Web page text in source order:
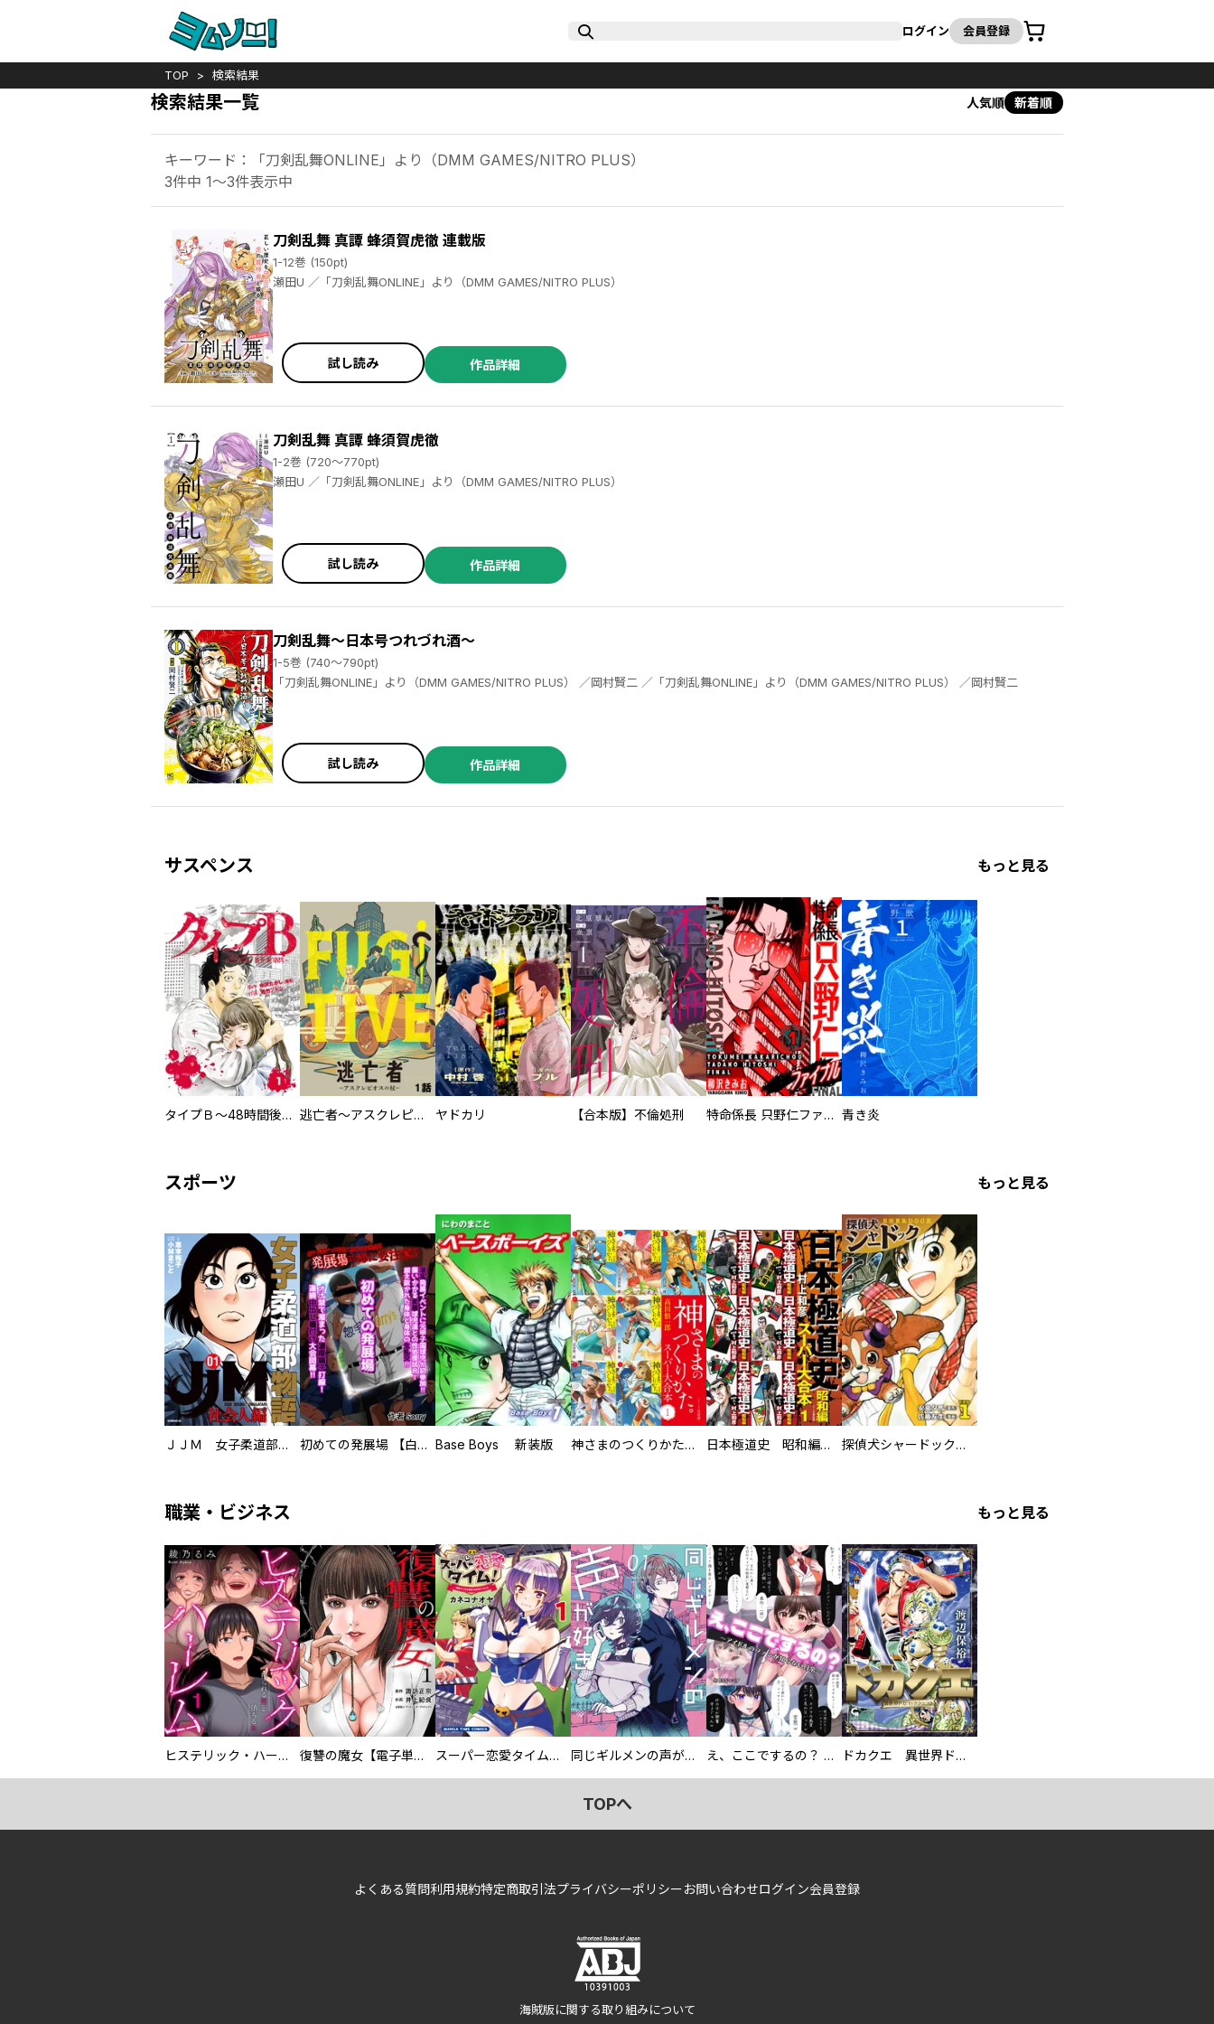
ログイン 会員登録
カート
TOP 検索結果
検索結果一覧 人気順 新着順
キーワード：「刀剣乱舞ONLINE」より（DMM GAMES/NITRO PLUS）
3件中 1～3件表示中
刀剣乱舞 真譚 蜂須賀虎徹 連載版
1-12巻 (150pt)
瀬田U ／「刀剣乱舞ONLINE」より（DMM GAMES/NITRO PLUS）
試し読み 作品詳細
刀剣乱舞 真譚 蜂須賀虎徹
1-2巻 (720～770pt)
瀬田U ／「刀剣乱舞ONLINE」より（DMM GAMES/NITRO PLUS）
試し読み 作品詳細
刀剣乱舞～日本号つれづれ酒～
1-5巻 (740～790pt)
「刀剣乱舞ONLINE」より（DMM GAMES/NITRO PLUS） ／岡村賢二 ／「刀剣乱舞ONLINE」より（DMM GAMES/NITRO PLUS） ／岡村賢二
試し読み 作品詳細
サスペンス もっと見る
タイプＢ～48時間後、致死率100％～【単話】 逃亡者～アスクレピオスの杖～ ヤドカリ 【合本版】不倫処刑 特命係長 只野仁ファイナル 愛蔵版 青き炎
スポーツ もっと見る
ＪＪＭ 女子柔道部物語 社会人編 初めての発展場 【白抜き修正版】 Base Boys 新装版 神さまのつくりかた。スーパー大合本 日本極道史 昭和編 スーパー大合本 探偵犬シャードック（新装版）
職業・ビジネス もっと見る
ヒステリック・ハーレム～搾られる男と堕ちる女～【電子単行本版】 復讐の魔女【電子単行本版】 スーパー恋愛タイム！～現場でドＳな彼女は自宅でデレる～ 同じギルメンの声が好き え、ここでするの？ アイドルのファンが知らない日常 ドカクエ 異世界ドカコッククエスト
TOPへ
よくある質問利用規約特定商取引法プライバシーポリシーお問い合わせログイン会員登録
海賊版に関する取り組みについて